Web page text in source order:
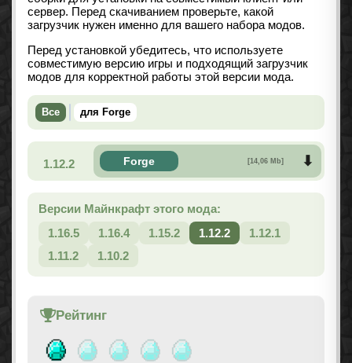
сервер. Перед скачиванием проверьте, какой
загрузчик нужен именно для вашего набора модов.
Перед установкой убедитесь, что используете
совместимую версию игры и подходящий загрузчик
модов для корректной работы этой версии мода.
Все для Forge
1.12.2 Forge [14,06 Mb]
Версии Майнкрафт этого мода:
1.16.5
1.16.4 1.15.2 1.12.2
1.12.1
1.11.2
1.10.2
Рейтинг